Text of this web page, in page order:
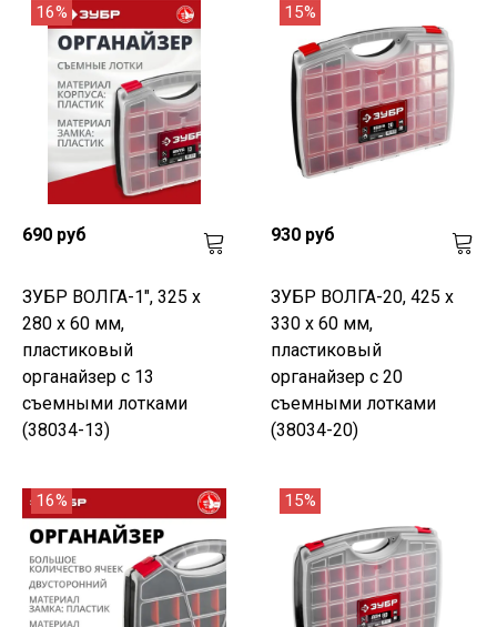
16%
690 руб
ЗУБР ВОЛГА-1", 325 х
280 х 60 мм,
пластиковый
органайзер с 13
съемными лотками
(38034-13)
15%
930 руб
ЗУБР ВОЛГА-20, 425 х
330 х 60 мм,
пластиковый
органайзер с 20
съемными лотками
(38034-20)
16% 15%